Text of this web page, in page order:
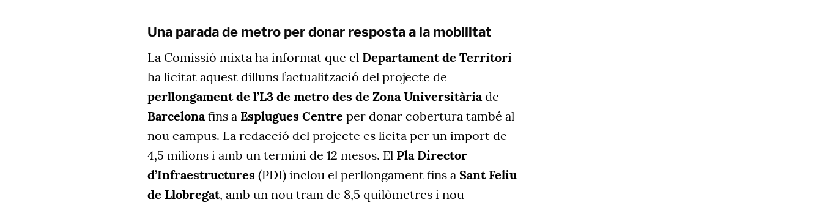
Una parada de metro per donar resposta a la mobilitat
La Comissió mixta ha informat que el Departament de Territori
ha licitat aquest dilluns l’actualització del projecte de
perllongament de l’L3 de metro des de Zona Universitàriade
Barcelonafins a Esplugues Centre per donar cobertura també al
nou campus. La redacció del projecte es licita per un import de
4,5 milions i amb un termini de 12 mesos. El Pla Director
d’Infraestructures (PDI) inclou el perllongament fins a Sant Feliu
de Llobregat, amb un nou tram de 8,5 quilòmetres i nou